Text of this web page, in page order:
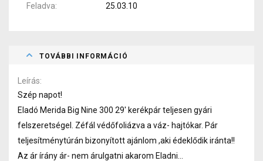
Feladva
25.03.10
TOVÁBBI INFORMÁCIÓ
Leírás
Szép napot!
Eladó Merida Big Nine 300 29' kerékpár teljesen gyári
felszeretségel. Zéfál védőfoliázva a váz- hajtókar. Pár
teljesítménytúrán bizonyított ajánlom ,aki édeklődik iránta!!
Az ár írány ár- nem árulgatni akarom Eladni...